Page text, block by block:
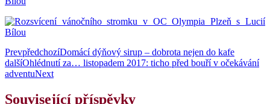
PrevpředchozíDomácí dýňový sirup – dobrota nejen do kafe
dalšíOhlédnutí za… listopadem 2017: ticho před bouří v očekávání
adventuNext
Související příspěvky